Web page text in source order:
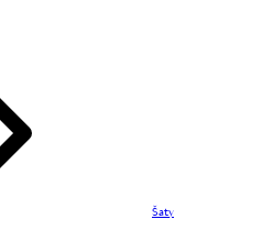
Šaty